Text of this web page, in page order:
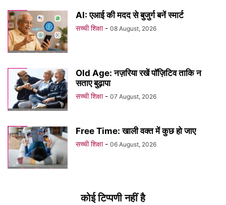
AI: एआई की मदद से बुजुर्ग बनें स्मार्ट
सच्ची शिक्षा - 08 August, 2026
Old Age: नज़रिया रखें पॉज़िटिव ताकि न
सताए बुढ़ापा
सच्ची शिक्षा - 07 August, 2026
Free Time: खाली वक्त में कुछ हो जाए
सच्ची शिक्षा - 06 August, 2026
कोई टिप्पणी नहीं है